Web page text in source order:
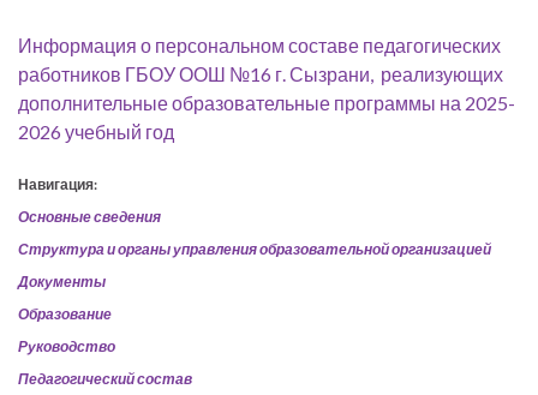
Информация о персональном составе педагогических
работников ГБОУ ООШ №16 г. Сызрани, реализующих
дополнительные образовательные программы на 2025-
2026 учебный год
Навигация:
Основные сведения
Структура и органы управления образовательной организацией
Документы
Образование
Руководство
Педагогический состав